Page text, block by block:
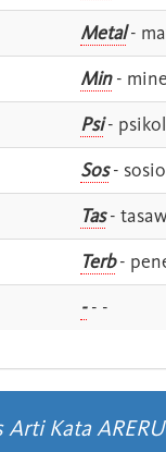
Metal-
Min-
Psi-
Sos-
Tas-
Terb-
-- -
Arti Kata